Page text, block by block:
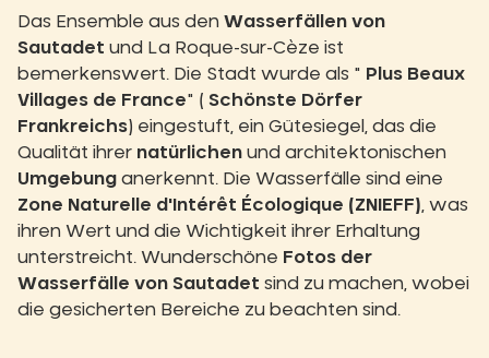
Das Ensemble aus den Wasserfällen von
Sautadet und La Roque-sur-Cèze ist
bemerkenswert. Die Stadt wurde als " Plus Beaux
Villages de France" ( Schönste Dörfer
Frankreichs) eingestuft, ein Gütesiegel, das die
Qualität ihrer natürlichen und architektonischen
Umgebung anerkennt. Die Wasserfälle sind eine
Zone Naturelle d'Intérêt Écologique (ZNIEFF), was
ihren Wert und die Wichtigkeit ihrer Erhaltung
unterstreicht. Wunderschöne Fotos der
Wasserfälle von Sautadet sind zu machen, wobei
die gesicherten Bereiche zu beachten sind.